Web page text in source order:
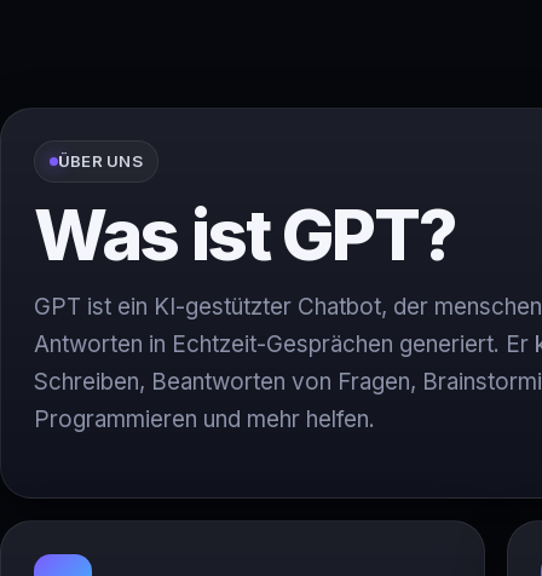
ÜBER UNS
Was ist GPT?
GPT ist ein KI-gestützter Chatbot, der
Antworten in Echtzeit-Gesprächen generiert. Er
Schreiben, Beantworten von Fragen,
Programmieren und mehr helfen.